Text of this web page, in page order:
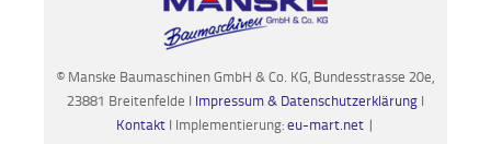
© Manske Baumaschinen GmbH & Co. KG, Bundesstrasse 20e,
23881 Breitenfelde I Impressum & Datenschutzerklärung I
Kontakt I Implementierung:eu-mart.net |